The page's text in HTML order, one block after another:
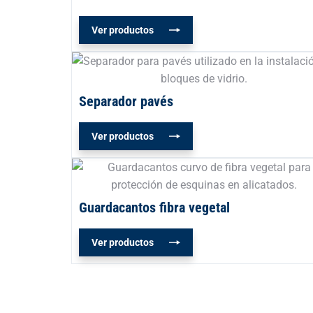
Ver productos
Separador pavés
Ver productos
Guardacantos fibra vegetal
Ver productos